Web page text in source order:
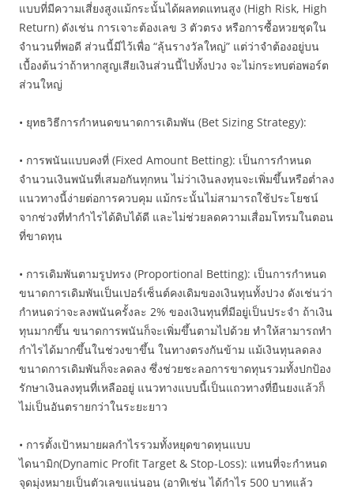
แบบที่มีความเสี่ยงสูงแม้กระนั้นได้ผลทดแทนสูง (High Risk, High
Return) ดังเช่น การเจาะต้องเลข 3 ตัวตรง หรือการซื้อหวยชุดใน
จำนวนที่พอดี ส่วนนี้มีไว้เพื่อ “ลุ้นรางวัลใหญ่” แต่ว่าจำต้องอยู่บน
เบื้องต้นว่าถ้าหากสูญเสียเงินส่วนนี้ไปทั้งปวง จะไม่กระทบต่อพอร์ต
ส่วนใหญ่
• ยุทธวิธีการกำหนดขนาดการเดิมพัน (Bet Sizing Strategy):
• การพนันแบบคงที่ (Fixed Amount Betting): เป็นการกำหนด
จำนวนเงินพนันที่เสมอกันทุกหน ไม่ว่าเงินลงทุนจะเพิ่มขึ้นหรือต่ำลง
แนวทางนี้ง่ายต่อการควบคุม แม้กระนั้นไม่สามารถใช้ประโยชน์
จากช่วงที่ทำกำไรได้ดิบได้ดี และไม่ช่วยลดความเสื่อมโทรมในตอน
ที่ขาดทุน
• การเดิมพันตามรูปทรง (Proportional Betting): เป็นการกำหนด
ขนาดการเดิมพันเป็นเปอร์เซ็นต์คงเดิมของเงินทุนทั้งปวง ดังเช่นว่า
กำหนดว่าจะลงพนันครั้งละ 2% ของเงินทุนที่มีอยู่เป็นประจำ ถ้าเงิน
ทุนมากขึ้น ขนาดการพนันก็จะเพิ่มขึ้นตามไปด้วย ทำให้สามารถทำ
กำไรได้มากขึ้นในช่วงขาขึ้น ในทางตรงกันข้าม แม้เงินทุนลดลง
ขนาดการเดิมพันก็จะลดลง ซึ่งช่วยชะลอการขาดทุนรวมทั้งปกป้อง
รักษาเงินลงทุนที่เหลืออยู่ แนวทางแบบนี้เป็นแถวทางที่ยืนยงแล้วก็
ไม่เป็นอันตรายกว่าในระยะยาว
• การตั้งเป้าหมายผลกำไรรวมทั้งหยุดขาดทุนแบบ
ไดนามิก(Dynamic Profit Target & Stop-Loss): แทนที่จะกำหนด
จุดมุ่งหมายเป็นตัวเลขแน่นอน (อาทิเช่น ได้กำไร 500 บาทแล้ว